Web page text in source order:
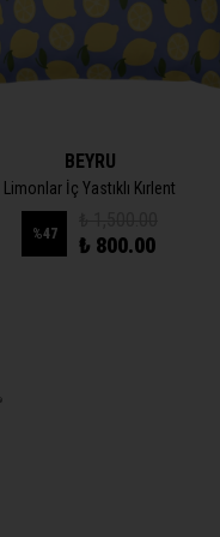
BEYRU
Limonlar İç Yastıklı Kırlent
%47 ₺ 800.00